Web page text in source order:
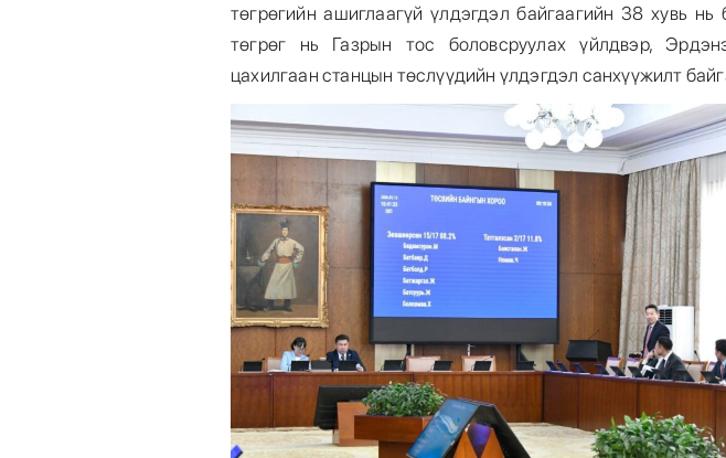
төгрөгийн ашиглаагүй үлдэгдэл байгаагийн 38 хувь
төгрөг нь Газрын тос боловсруулах үйлдвэр,
цахилгаан станцын төслүүдийн үлдэгдэл санхүүжилт